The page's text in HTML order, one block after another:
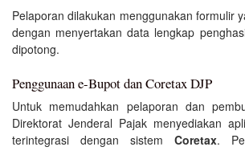
Pelaporan dilakukan menggunakan formulir
dengan menyertakan data lengkap
dipotong.
Penggunaan e-Bupot dan Coretax DJP
Untuk memudahkan pelaporan dan
Direktorat Jenderal Pajak menyediakan
terintegrasi dengan sistem Coretax.